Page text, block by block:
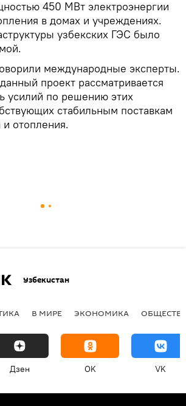
450 МВт электроэнергии
в домах и учреждениях.
узбекских ГЭС было
международные эксперты.
проект рассматривается
усилий по решению этих
стабильным поставкам
и отопления.
Узбекистан
В МИРЕ ЭКОНОМИКА
Дзен OK VK